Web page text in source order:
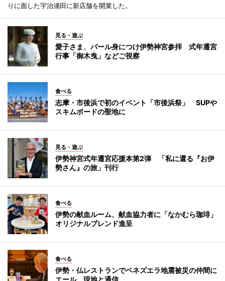
りに面した宇治浦田に新店舗を開業した。
見る・遊ぶ
愛子さま、パール身につけ伊勢神宮参拝 式年遷宮
行事「御木曳」などご視察
食べる
志摩・市後浜で初のイベント「市後浜祭」 SUPや
スキムボードの聖地に
見る・遊ぶ
伊勢神宮式年遷宮応援本第2弾 「私に還る『お伊
勢さん』の旅」刊行
食べる
伊勢の献血ルーム、献血協力者に「なかむら珈琲」
オリジナルブレンド進呈
食べる
伊勢・仏レストランでベネズエラ地震被災の仲間に
エール 現地と通信